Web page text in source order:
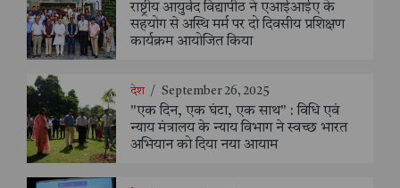
राष्ट्रीय आयुर्वेद विद्यापीठ ने एआईआईए के
सहयोग से अस्थि मर्म पर दो दिवसीय प्रशिक्षण
कार्यक्रम आयोजित किया
देश / September 26, 2025
"एक दिन, एक घंटा, एक साथ" : विधि एवं
न्याय मंत्रालय के न्याय विभाग ने स्वच्छ भारत
अभियान को दिया नया आयाम